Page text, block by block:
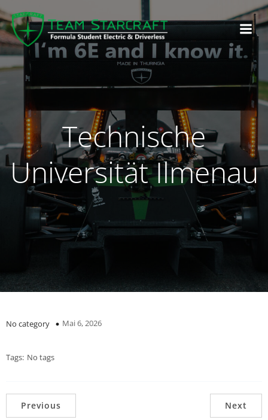
Technische
Universität Ilmenau
No category Mai 6, 2026
Tags: No tags
Previous Next